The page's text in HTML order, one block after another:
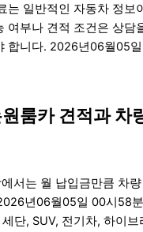
는 일반적인 자동차 정보
여부나 견적 조건은 상담
합니다. 2026년06월05
룸카 견적과 차
서는 월 납입금만큼 차
년06월05일 00시58
단, SUV, 전기차, 하이브